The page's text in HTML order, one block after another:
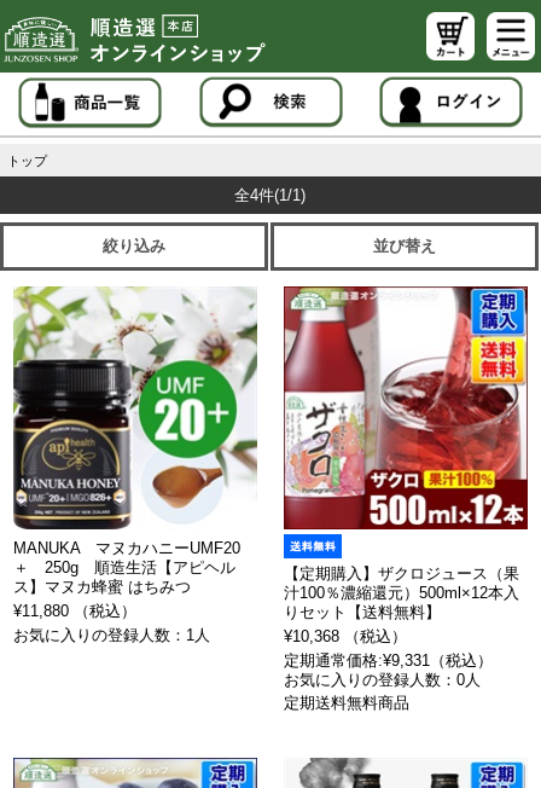
トップ
全4件(1/1)
絞り込み 並び替え
MANUKA マヌカハニーUMF20
＋ 250g 順造生活【アピヘル
ス】マヌカ蜂蜜 はちみつ
¥11,880 （税込）
お気に入りの登録人数：1人
【定期購入】ザクロジュース（果
汁100％濃縮還元）500ml×12本入
りセット【送料無料】
¥10,368 （税込）
定期通常価格:¥9,331（税込）
お気に入りの登録人数：0人
定期送料無料商品